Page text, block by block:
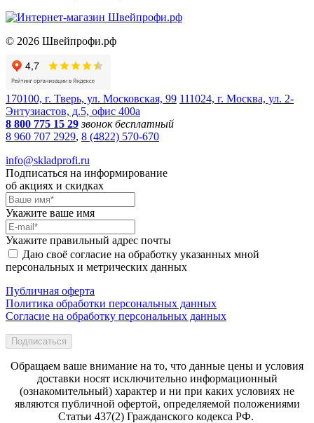
© 2026 Швейпрофи.рф
170100, г. Тверь, ул. Московская, 99 111024, г. Москва, ул. 2-
Энтузиастов, д.5, офис 400а
8 800 775 15 29 звонок бесплатный
8 960 707 2929, 8 (4822) 570-670
info@skladprofi.ru
Подписаться на информирование
об акциях и скидках
Укажите ваше имя
Укажите правильный адрес почты
Даю своё согласие на обработку указанных мной
персональных и метрических данных
Публичная оферта
Политика обработки персональных данных
Согласие на обработку персональных данных
Подписаться
Обращаем ваше внимание на то, что данные цены и условия
доставки носят исключительно информационный
(ознакомительный) характер и ни при каких условиях не
являются публичной офертой, определяемой положениями
Статьи 437(2) Гражданского кодекса РФ.